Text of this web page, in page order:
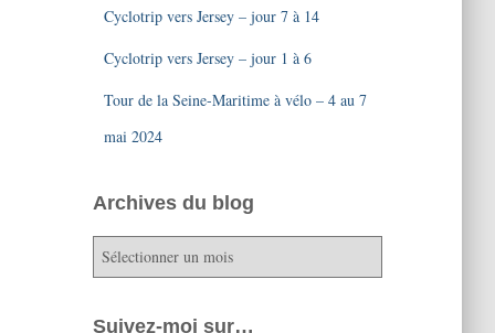
Cyclotrip vers Jersey – jour 7 à 14
Cyclotrip vers Jersey – jour 1 à 6
Tour de la Seine-Maritime à vélo – 4 au 7
mai 2024
Archives du blog
r
h
Suivez-moi sur…